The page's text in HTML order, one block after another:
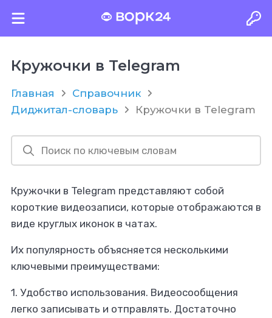
Кружочки в Telegram
Главная
Справочник
Диджитал-словарь
Кружочки в Telegram
Кружочки в Telegram представляют собой
короткие видеозаписи, которые отображаются в
виде круглых иконок в чатах.
Их популярность объясняется несколькими
ключевыми преимуществами:
1. Удобство использования. Видеосообщения
легко записывать и отправлять. Достаточно